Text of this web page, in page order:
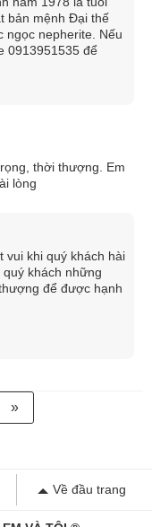
đáo, cầu kỳ, nhiều
chuyền tượng
loại đá có giá trị lớn về
chủ, đồng thời giúp họ
bản mệnh Đại thế
ngọc nepherite. Nếu
0913951535 để
thời thượng. Em
lòng
vui khi quý khách hài
khách những
để được hạnh
»
Về đầu trang